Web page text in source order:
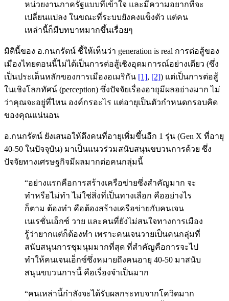
หน่วยงานภาครัฐแบบที่เข้าใจ และมีความอยากที่จะ
เปลี่ยนแปลง ในขณะที่ระบบยังคงแข็งตัว แต่คน
เหล่านี้ก็มีบทบาทมากขึ้นเรื่อยๆ
มิตินี้ของ อ.กนกรัตน์ ชี้ให้เห็นว่า generation is real การต่อสู้ของ
เมืองไทยตอนนี้ไม่ได้เป็นการต่อสู้เชิงอุดมการณ์อย่างเดียว (ซึ่ง
เป็นประเด็นหลักของการเมืองอเมริกัน [1], [2]) แต่เป็นการต่อสู้
ในเชิงโลกทัศน์ (perception) ซึ่งปัจจัยเรื่องอายุมีผลอย่างมาก ไม่
ว่าคุณจะอยู่ที่ไหน องค์กรอะไร แต่อายุเป็นตัวกำหนดกรอบคิด
ของคุณแน่นอน
อ.กนกรัตน์ ยังเสนอให้ดึงคนที่อายุเพิ่มขึ้นอีก 1 รุ่น (Gen X ที่อายุ
40-50 ในปัจจุบัน) มาเป็นแนวร่วมสนับสนุนขบวนการด้วย ซึ่ง
ปัจจัยทางเศรษฐกิจมีผลมากต่อคนกลุ่มนี้
“อย่างแรกคือการสร้างเครือข่ายซึ่งสำคัญมาก จะ
ทำหรือไม่ทำ ไม่ใช่สิ่งที่เป็นทางเลือก คืออย่างไร
ก็ตาม ต้องทำ คือต้องสร้างเครือข่ายกับคนเจน
เนเรชั่นเอ็กซ์ วาย และคนที่ยังไม่สนใจทางการเมือง
รู้ว่ายากแต่ก็ต้องทำ เพราะคนเจนวายเป็นคนกลุ่มที่
สนับสนุนการชุมนุมมากที่สุด ที่สำคัญคือการจะไป
ทำให้คนเจนเอ็กซ์ซึ่งหมายถึงคนอายุ 40-50 มาสนับ
สนุนขบวนการนี้ คือเรื่องจำเป็นมาก
“คนเหล่านี้กำลังจะได้รับผลกระทบจากโควิดมาก